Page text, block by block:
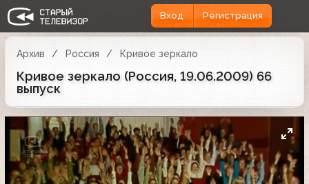
Вход Регистрация
Архив Россия Кривое зеркало
Кривое зеркало (Россия, 19.06.2009) 66
выпуск